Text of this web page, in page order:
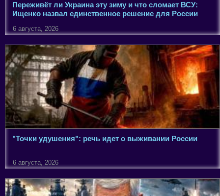
Переживёт ли Украина эту зиму и что сломает ВСУ:
Ищенко назвал единственное решение для России
6 августа, 2026
"Точки удушения": речь идет о выживании России
6 августа, 2026